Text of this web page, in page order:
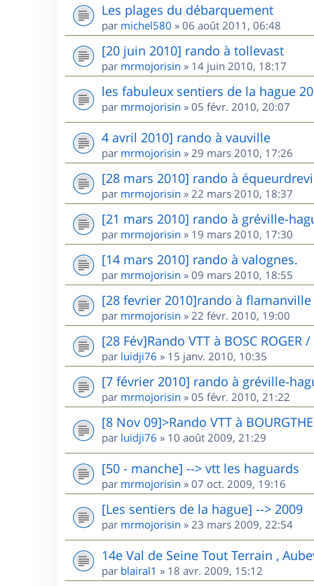
Les plages du débarquement
par michel580 » 06 août 2011, 06:48
[20 juin 2010] rando à tollevast
par mrmojorisin » 14 juin 2010, 18:17
les fabuleux sentiers de la hague
par mrmojorisin » 05 févr. 2010, 20:07
4 avril 2010] rando à vauville
par mrmojorisin » 29 mars 2010, 17:26
[28 mars 2010] rando à
par mrmojorisin » 22 mars 2010, 18:37
[21 mars 2010] rando à gréville-
par mrmojorisin » 19 mars 2010, 17:30
[14 mars 2010] rando à valognes.
par mrmojorisin » 09 mars 2010, 18:55
[28 fevrier 2010]rando à
par mrmojorisin » 22 févr. 2010, 19:00
[28 Fév]Rando VTT à BOSC ROGER
par luidji76 » 15 janv. 2010, 10:35
[7 février 2010] rando à gréville-
par mrmojorisin » 05 févr. 2010, 21:22
[8 Nov 09]>Rando VTT à
par luidji76 » 10 août 2009, 21:29
[50 - manche] --> vtt les haguards
par mrmojorisin » 07 oct. 2009, 19:16
[Les sentiers de la hague] --> 2009
par mrmojorisin » 23 mars 2009, 22:54
14e Val de Seine Tout Terrain ,
par blairal1 » 18 avr. 2009, 15:12